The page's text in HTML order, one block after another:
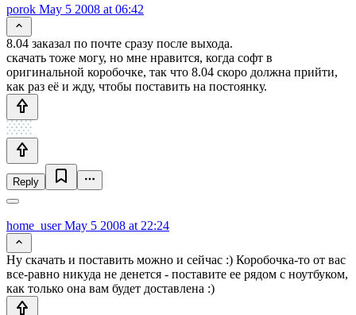
porok May 5 2008 at 06:42
8.04 заказал по почте сразу после выхода.
скачать тоже могу, но мне нравится, когда софт в
оригинальной коробочке, так что 8.04 скоро должна прийти,
как раз её и жду, чтобы поставить на постоянку.
Reply
home_userMay 5 2008 at 22:24
Ну скачать и поставить можно и сейчас :) Коробочка-то от вас
все-равно никуда не денется - поставите ее рядом с ноутбуком,
как только она вам будет доставлена :)